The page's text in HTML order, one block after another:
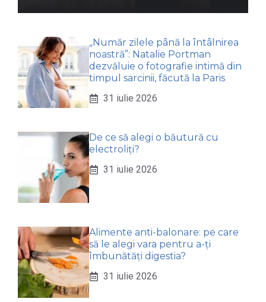
„Număr zilele până la întâlnirea
noastră”: Natalie Portman
dezvăluie o fotografie intimă din
timpul sarcinii, făcută la Paris
31 iulie 2026
De ce să alegi o băutură cu
electroliți?
31 iulie 2026
Alimente anti-balonare: pe care
să le alegi vara pentru a-ți
îmbunătăți digestia?
31 iulie 2026